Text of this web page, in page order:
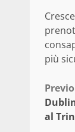
più
al